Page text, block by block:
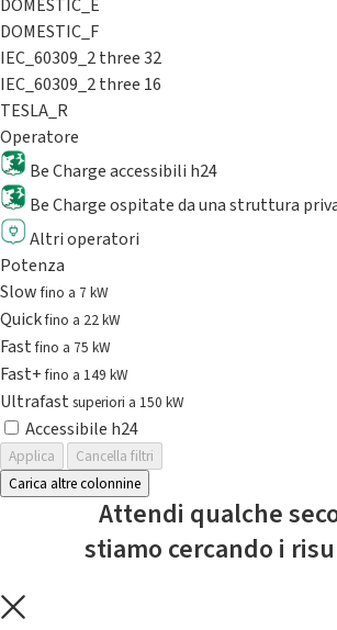
DOMESTIC_E
DOMESTIC_F
IEC_60309_2 three 32
IEC_60309_2 three 16
TESLA_R
Operatore
Be Charge accessibili h24
Be Charge ospitate da una struttura
Altri operatori
Potenza
Slowfino a 7 kW
Quickfino a 22 kW
Fastfino a 75 kW
Fast+fino a 149 kW
Ultrafast superiori a 150 kW
Accessibile h24
Applica
Cancella filtri
Carica altre colonnine
Attendi qualche
stiamo cercando i